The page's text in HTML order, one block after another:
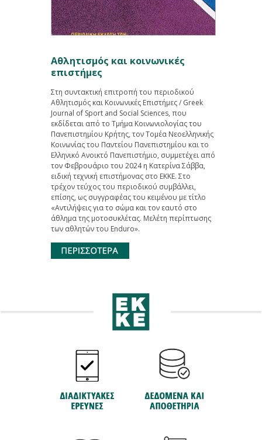
Αθλητισμός και κοινωνικές
επιστήμες
Στη συντακτική επιτροπή του περιοδικού
Αθλητισμός και Κοινωνικές Επιστήμες / Greek
Journal of Sport and Social Sciences, που
εκδίδεται από το Τμήμα Κοινωνιολογίας του
Πανεπιστημίου Κρήτης, τον Τομέα Νεοελληνικής
Κοινωνίας του Παντείου Πανεπιστημίου και το
Ελληνικό Ανοικτό Πανεπιστήμιο, συμμετέχει από
τον Φεβρουάριο του 2024 η Κατερίνα Σάββα,
ειδική τεχνική επιστήμονας στο ΕΚΚΕ. Στο
τρέχον τεύχος του περιοδικού συμβάλλει,
επίσης, ως συγγραφέας του κειμένου με τίτλο
«Αντιλήψεις για το σώμα και τον εαυτό στο
άθλημα της μοτοσυκλέτας. Μελέτη περίπτωσης
των αθλητών του Enduro».